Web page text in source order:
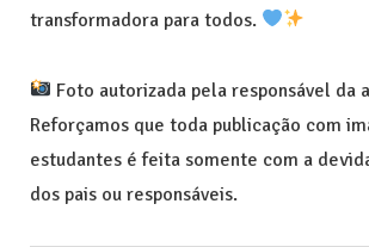
transformadora para todos.
Foto autorizada pela responsável da
Reforçamos que toda publicação com
estudantes é feita somente com a
dos pais ou responsáveis.